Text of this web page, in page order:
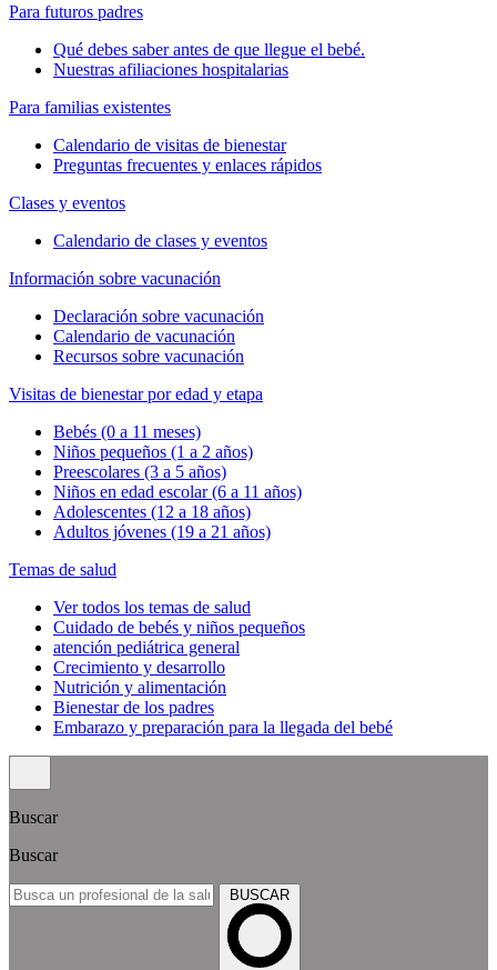
Para futuros padres
Qué debes saber antes de que llegue el bebé.
Nuestras afiliaciones hospitalarias
Para familias existentes
Calendario de visitas de bienestar
Preguntas frecuentes y enlaces rápidos
Clases y eventos
Calendario de clases y eventos
Información sobre vacunación
Declaración sobre vacunación
Calendario de vacunación
Recursos sobre vacunación
Visitas de bienestar por edad y etapa
Bebés (0 a 11 meses)
Niños pequeños (1 a 2 años)
Preescolares (3 a 5 años)
Niños en edad escolar (6 a 11 años)
Adolescentes (12 a 18 años)
Adultos jóvenes (19 a 21 años)
Temas de salud
Ver todos los temas de salud
Cuidado de bebés y niños pequeños
atención pediátrica general
Crecimiento y desarrollo
Nutrición y alimentación
Bienestar de los padres
Embarazo y preparación para la llegada del bebé
Buscar
Buscar
BUSCAR